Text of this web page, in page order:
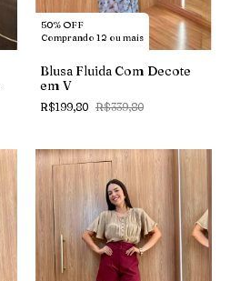
50% OFF
Comprando 12 ou mais
Blusa Fluida Com Decote
em V
R$199,80 R$339,80